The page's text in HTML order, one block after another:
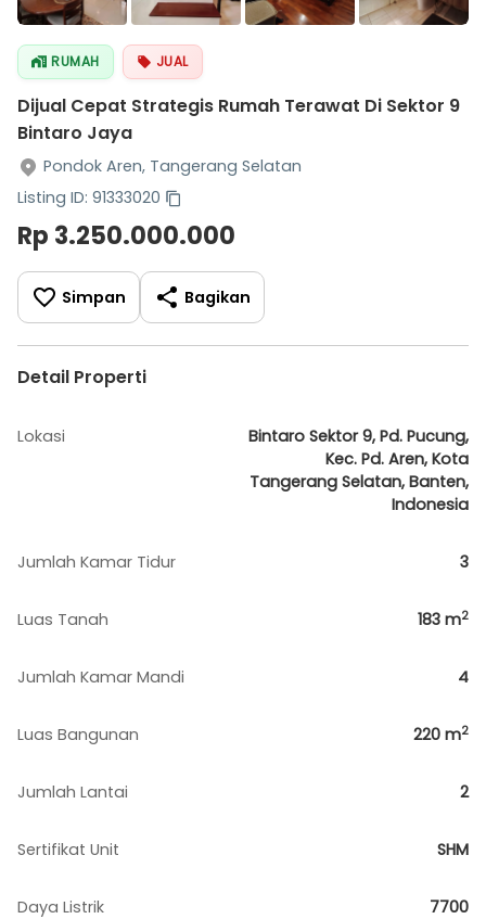
RUMAH JUAL
Dijual Cepat Strategis Rumah Terawat Di Sektor 9
Bintaro Jaya
Pondok Aren, Tangerang Selatan
Listing ID: 91333020
Rp 3.250.000.000
Simpan Bagikan
Detail Properti
Lokasi
Bintaro Sektor 9, Pd. Pucung,
Kec. Pd. Aren, Kota
Tangerang Selatan, Banten,
Indonesia
Jumlah Kamar Tidur 3
Luas Tanah 183 m2
Jumlah Kamar Mandi 4
Luas Bangunan 220 m2
Jumlah Lantai 2
Sertifikat Unit SHM
Daya Listrik 7700